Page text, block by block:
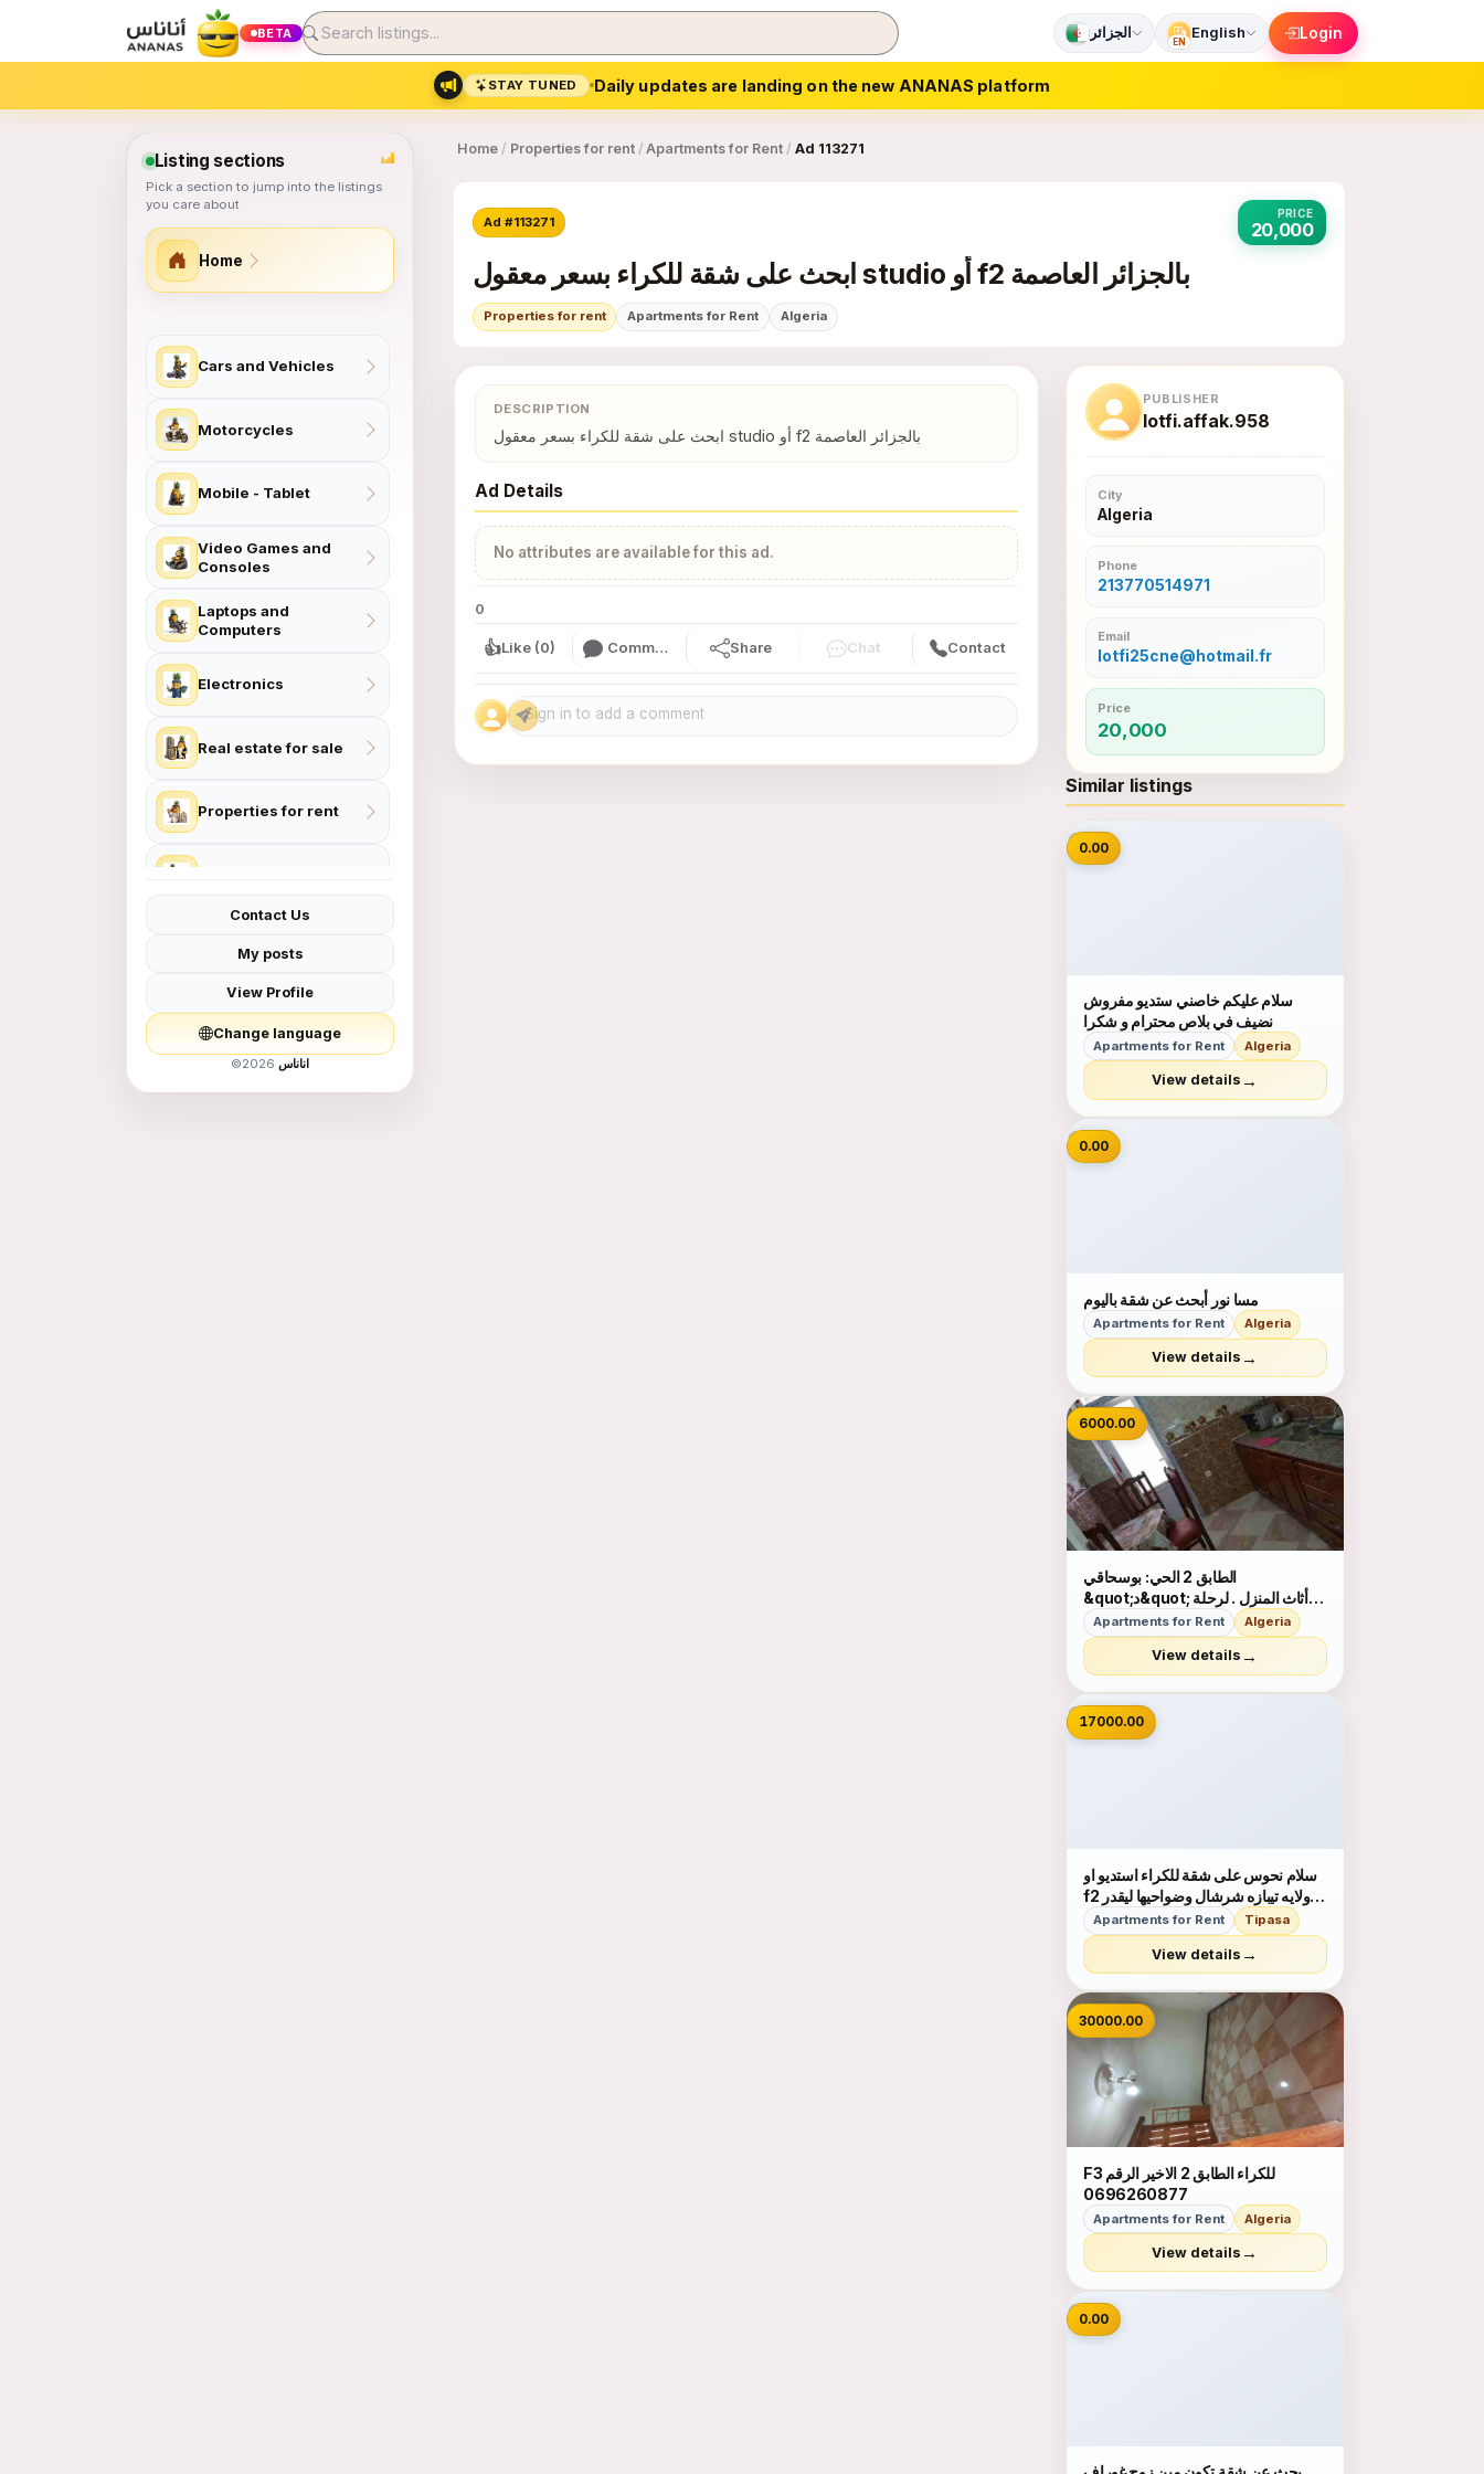
BETA الجزائر
EN
English Login
STAY TUNED Daily updates are landing on the new ANANAS platform
Listing sections
Pick a section to jump into the listings
you care about
Home
Site section map
Cars and Vehicles
Motorcycles
Mobile - Tablet
Video Games and
Consoles
Laptops and
Computers
Electronics
Real estate for sale
Properties for rent
Men Fashion
Children&#039;s
Supplies and Toys
Contact Us
My posts
View Profile
Change language
©2026 اناناس
Home / Properties for rent / Apartments for Rent / Ad 113271
Ad #113271
PRICE
20,000
ابحث على شقة للكراء بسعر معقول studio أو f2 بالجزائر العاصمة
Properties for rent Apartments for Rent Algeria
DESCRIPTION
ابحث على شقة للكراء بسعر معقول studio أو f2 بالجزائر العاصمة
Ad Details
No attributes are available for this ad.
0
👍Like (0) Comment (0) Share Chat Contact
PUBLISHER
lotfi.affak.958
City
Algeria
Phone
213770514971
Email
lotfi25cne@hotmail.fr
Price
20,000
Similar listings
📷
0.00
سلام عليكم خاصني ستديو مفروش
نضيف في بلاص محترام و شكرا
Apartments for Rent Algeria
View details →
📷
0.00
مسا نور أبحث عن شقة باليوم
Apartments for Rent Algeria
View details →
6000.00
الطابق 2 الحي: بوسحاقي
&quot;د&quot; أثاث المنزل . لرحلة
عمل لك لزيارتك الطبية لقضاء إجازتك.
استأجر لمدة يومين أو أكثر شقة تقع في
مدينة هادئة وآمنة بباب الزوار. الشقة
نظيفة ومليئة بوسائل الراحة (أسرة...
Apartments for Rent Algeria
View details →
📷
17000.00
سلام نحوس على شقة للكراء استديو او
f2 ولايه تيبازه شرشال وضواحيها ليقدر
يساعدني وشكرا
Apartments for Rent Tipasa
View details →
30000.00
F3 للكراء الطابق 2 الاخير الرقم
0696260877
Apartments for Rent Algeria
View details →
📷
0.00